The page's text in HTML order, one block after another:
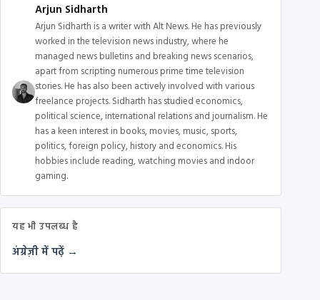
Arjun Sidharth
Arjun Sidharth is a writer with Alt News. He has previously
worked in the television news industry, where he
managed news bulletins and breaking news scenarios,
apart from scripting numerous prime time television
stories. He has also been actively involved with various
freelance projects. Sidharth has studied economics,
political science, international relations and journalism. He
has a keen interest in books, movies, music, sports,
politics, foreign policy, history and economics. His
hobbies include reading, watching movies and indoor
gaming.
यह भी उपलब्ध है
अंग्रेज़ी में पढ़ें →